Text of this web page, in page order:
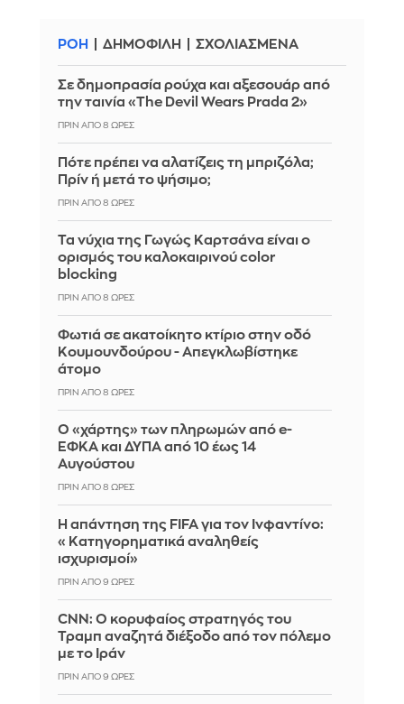
ΡΟΗ ΔΗΜΟΦΙΛΗ ΣΧΟΛΙΑΣΜΕΝΑ
Σε δημοπρασία ρούχα και αξεσουάρ από
την ταινία «The Devil Wears Prada 2»
ΠΡΙΝ ΑΠΌ 8 ΏΡΕΣ
Πότε πρέπει να αλατίζεις τη μπριζόλα;
Πρίν ή μετά το ψήσιμο;
ΠΡΙΝ ΑΠΌ 8 ΏΡΕΣ
Τα νύχια της Γωγώς Καρτσάνα είναι ο
ορισμός του καλοκαιρινού color
blocking
ΠΡΙΝ ΑΠΌ 8 ΏΡΕΣ
Φωτιά σε ακατοίκητο κτίριο στην οδό
Κουμουνδούρου - Απεγκλωβίστηκε
άτομο
ΠΡΙΝ ΑΠΌ 8 ΏΡΕΣ
Ο «χάρτης» των πληρωμών από e-
ΕΦΚΑ και ΔΥΠΑ από 10 έως 14
Αυγούστου
ΠΡΙΝ ΑΠΌ 8 ΏΡΕΣ
Η απάντηση της FIFA για τον Ινφαντίνο:
«Κατηγορηματικά αναληθείς
ισχυρισμοί»
ΠΡΙΝ ΑΠΌ 9 ΏΡΕΣ
CNN: Ο κορυφαίος στρατηγός του
Τραμπ αναζητά διέξοδο από τον πόλεμο
με το Ιράν
ΠΡΙΝ ΑΠΌ 9 ΏΡΕΣ